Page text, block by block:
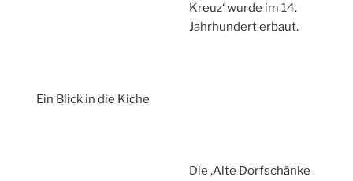
Kreuz‘ wurde im 14.
Jahrhundert erbaut.
Ein Blick in die Kiche
Die ‚Alte Dorfschänke